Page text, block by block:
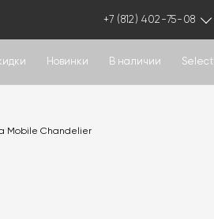
+7 (812) 402-75-08
Новинки В наличии Select
Mobile Chandelier